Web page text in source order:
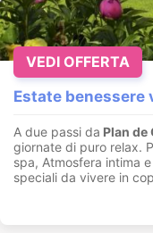
Estate benessere
A due passi da Plan de
giornate di puro relax.
spa, Atmosfera intima
speciali da vivere in
VEDI OFFERTA